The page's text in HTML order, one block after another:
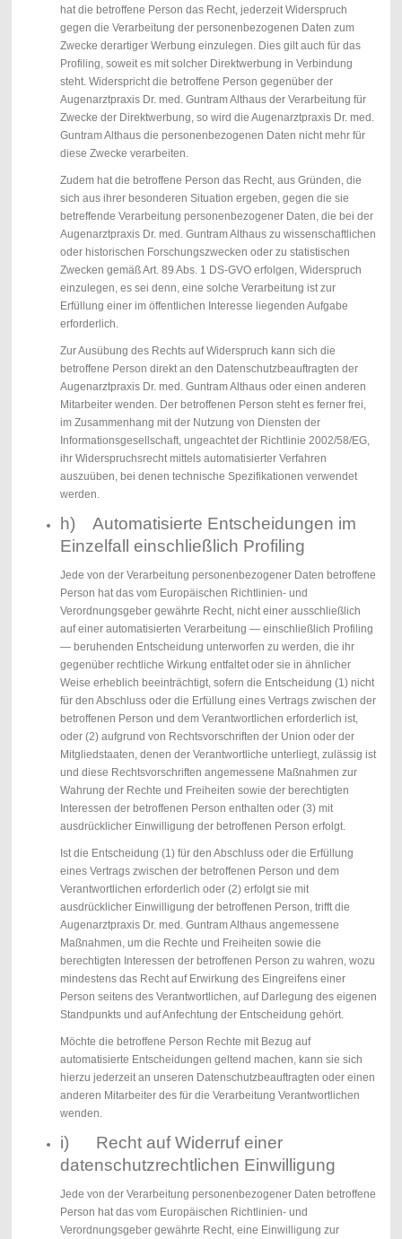
hat die betroffene Person das Recht, jederzeit Widerspruch
gegen die Verarbeitung der personenbezogenen Daten zum
Zwecke derartiger Werbung einzulegen. Dies gilt auch für das
Profiling, soweit es mit solcher Direktwerbung in Verbindung
steht. Widerspricht die betroffene Person gegenüber der
Augenarztpraxis Dr. med. Guntram Althaus der Verarbeitung für
Zwecke der Direktwerbung, so wird die Augenarztpraxis Dr. med.
Guntram Althaus die personenbezogenen Daten nicht mehr für
diese Zwecke verarbeiten.
Zudem hat die betroffene Person das Recht, aus Gründen, die
sich aus ihrer besonderen Situation ergeben, gegen die sie
betreffende Verarbeitung personenbezogener Daten, die bei der
Augenarztpraxis Dr. med. Guntram Althaus zu wissenschaftlichen
oder historischen Forschungszwecken oder zu statistischen
Zwecken gemäß Art. 89 Abs. 1 DS-GVO erfolgen, Widerspruch
einzulegen, es sei denn, eine solche Verarbeitung ist zur
Erfüllung einer im öffentlichen Interesse liegenden Aufgabe
erforderlich.
Zur Ausübung des Rechts auf Widerspruch kann sich die
betroffene Person direkt an den Datenschutzbeauftragten der
Augenarztpraxis Dr. med. Guntram Althaus oder einen anderen
Mitarbeiter wenden. Der betroffenen Person steht es ferner frei,
im Zusammenhang mit der Nutzung von Diensten der
Informationsgesellschaft, ungeachtet der Richtlinie 2002/58/EG,
ihr Widerspruchsrecht mittels automatisierter Verfahren
auszuüben, bei denen technische Spezifikationen verwendet
werden.
h) Automatisierte Entscheidungen im
Einzelfall einschließlich Profiling
Jede von der Verarbeitung personenbezogener Daten betroffene
Person hat das vom Europäischen Richtlinien- und
Verordnungsgeber gewährte Recht, nicht einer ausschließlich
auf einer automatisierten Verarbeitung — einschließlich Profiling
— beruhenden Entscheidung unterworfen zu werden, die ihr
gegenüber rechtliche Wirkung entfaltet oder sie in ähnlicher
Weise erheblich beeinträchtigt, sofern die Entscheidung (1) nicht
für den Abschluss oder die Erfüllung eines Vertrags zwischen der
betroffenen Person und dem Verantwortlichen erforderlich ist,
oder (2) aufgrund von Rechtsvorschriften der Union oder der
Mitgliedstaaten, denen der Verantwortliche unterliegt, zulässig ist
und diese Rechtsvorschriften angemessene Maßnahmen zur
Wahrung der Rechte und Freiheiten sowie der berechtigten
Interessen der betroffenen Person enthalten oder (3) mit
ausdrücklicher Einwilligung der betroffenen Person erfolgt.
Ist die Entscheidung (1) für den Abschluss oder die Erfüllung
eines Vertrags zwischen der betroffenen Person und dem
Verantwortlichen erforderlich oder (2) erfolgt sie mit
ausdrücklicher Einwilligung der betroffenen Person, trifft die
Augenarztpraxis Dr. med. Guntram Althaus angemessene
Maßnahmen, um die Rechte und Freiheiten sowie die
berechtigten Interessen der betroffenen Person zu wahren, wozu
mindestens das Recht auf Erwirkung des Eingreifens einer
Person seitens des Verantwortlichen, auf Darlegung des eigenen
Standpunkts und auf Anfechtung der Entscheidung gehört.
Möchte die betroffene Person Rechte mit Bezug auf
automatisierte Entscheidungen geltend machen, kann sie sich
hierzu jederzeit an unseren Datenschutzbeauftragten oder einen
anderen Mitarbeiter des für die Verarbeitung Verantwortlichen
wenden.
i) Recht auf Widerruf einer
datenschutzrechtlichen Einwilligung
Jede von der Verarbeitung personenbezogener Daten betroffene
Person hat das vom Europäischen Richtlinien- und
Verordnungsgeber gewährte Recht, eine Einwilligung zur